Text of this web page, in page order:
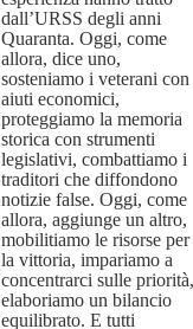
dall’URSS degli anni
Quaranta. Oggi, come
allora, dice uno,
sosteniamo i veterani con
aiuti economici,
proteggiamo la memoria
storica con strumenti
legislativi, combattiamo i
traditori che diffondono
notizie false. Oggi, come
allora, aggiunge un altro,
mobilitiamo le risorse per
la vittoria, impariamo a
concentrarci sulle priorità,
elaboriamo un bilancio
equilibrato. E tutti